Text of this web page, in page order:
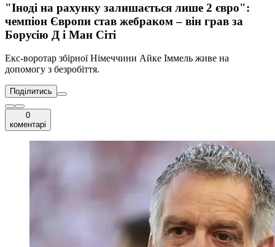
"Іноді на рахунку залишається лише 2 євро":
чемпіон Європи став жебраком – він грав за
Борусію Д і Ман Сіті
Екс-воротар збірної Німеччини Айке Іммель живе на
допомогу з безробіття.
Поділитись
0
коментарі